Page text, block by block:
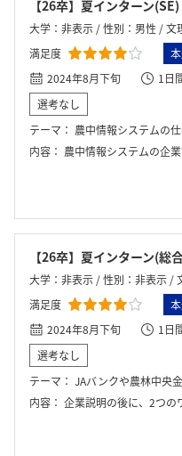
【26卒】夏インターン(SE)
大学：非表示 / 性別：男性 / 文
満足度
2024年8月下旬
1日
選考なし
テーマ： 農中情報システムの仕事体験ワーク：JAバン
内容： 農中情報システムの企業説明ののちに，ワーク
【26卒】夏インターン(総
大学：非表示 / 性別：非表示 /
満足度
2024年8月下旬
1日
選考なし
テーマ： JAバンクや農林中央
内容： 企業説明の後に、2つのワークに取